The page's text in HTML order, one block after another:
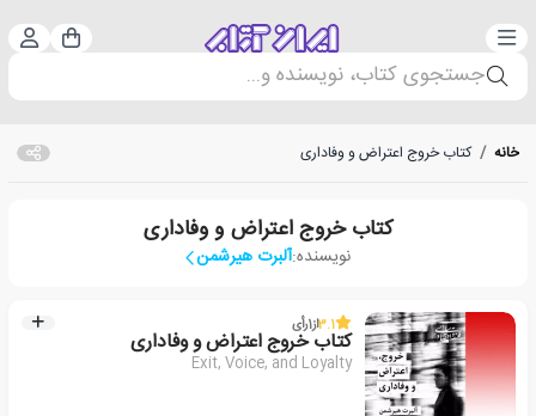
دسته‌بندی سبد
جستجوی کتاب، نویسنده و...
خانه / کتاب خروج اعتراض و وفاداری
کتاب خروج اعتراض و وفاداری
نویسنده:آلبرت هیرشمن
3.1از1رأی
کتاب خروج اعتراض و وفاداری
Exit, Voice, and Loyalty